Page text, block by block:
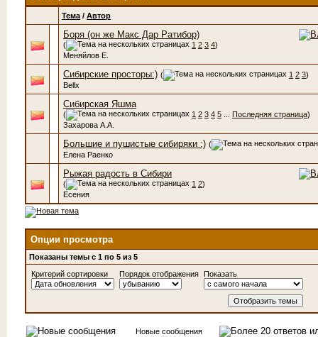
Тема / Автор
Боря (он же Макс Дар Ратибор)
( 1 2 3 4)
Меняйлов Е.
Сибирские просторы:) ( 1 2 3)
Bellx
Сибирская Яшма
( 1 2 3 4 5 Последняя страница)
Захарова А.А.
Большие и пушистые сибиряки :) (
Елена Раенко
Рыжая радость в Сибири
( 1 2)
Есения
Опции просмотра
Показаны темы с 1 по 5 из 5
Критерий сортировки
Порядок отображения Показать
Новые сообщения